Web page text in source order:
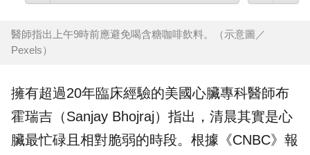
醫師指出上午9時前應避免喝含糖咖啡飲料。（示意圖／
Pexels）
擁有超過20年臨床經驗的美國心臟專科醫師布
霍瑞吉（Sanjay Bhojraj）指出，清晨其實是心
臟最忙碌且相對脆弱的時段。根據《CNBC》報